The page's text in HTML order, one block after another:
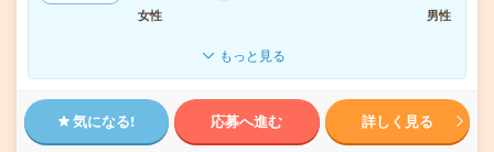
女性
男性
もっと見る
気になる! 応募へ進む 詳しく見る